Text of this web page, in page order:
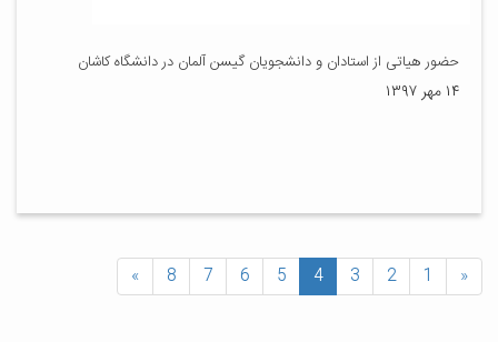
حضور هیاتی از استادان و دانشجویان گیسن آلمان در دانشگاه کاشان
۱۴ مهر ۱۳۹۷
«
1
2
3
4
5
6
7
8
»